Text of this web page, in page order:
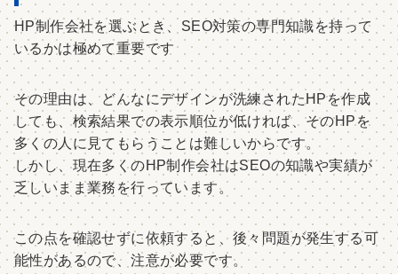
HP制作会社を選ぶとき、SEO対策の専門知識を持って
いるかは極めて重要です
その理由は、どんなにデザインが洗練されたHPを作成
しても、検索結果での表示順位が低ければ、そのHPを
多くの人に見てもらうことは難しいからです。
しかし、現在多くのHP制作会社はSEOの知識や実績が
乏しいまま業務を行っています。
この点を確認せずに依頼すると、後々問題が発生する可
能性があるので、注意が必要です。